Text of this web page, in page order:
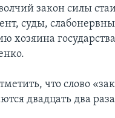
закон силы
суды,
хозяина
что слово
двадцать два